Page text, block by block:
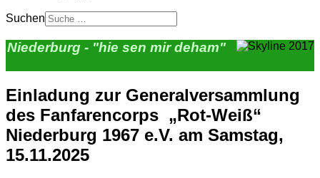
Suchen
Niederburg - "hie sen mir deham"
Einladung zur Generalversammlung
des Fanfarencorps „Rot-Weiß“
Niederburg 1967 e.V. am Samstag,
15.11.2025